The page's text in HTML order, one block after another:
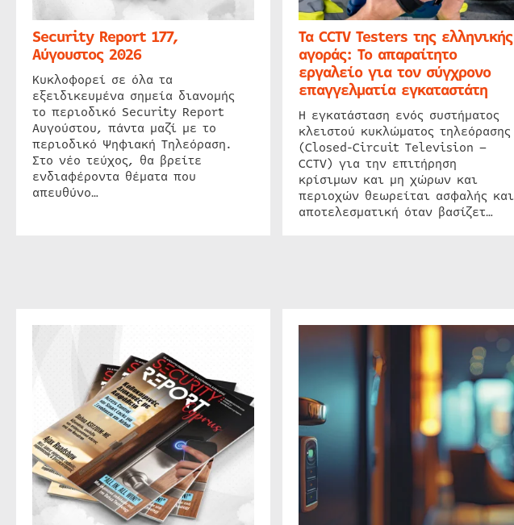
Security Report 177,
Αύγουστος 2026
Κυκλοφορεί σε όλα τα
εξειδικευμένα σημεία διανομής
το περιοδικό Security Report
Αυγούστου, πάντα μαζί με το
περιοδικό Ψηφιακή Τηλεόραση.
Στο νέο τεύχος, θα βρείτε
ενδιαφέροντα θέματα που
απευθύνο…
Τα CCTV Testers της ελληνικής
αγοράς: Το απαραίτητο
εργαλείο για τον σύγχρονο
επαγγελματία εγκαταστάτη
Η εγκατάσταση ενός συστήματος
κλειστού κυκλώματος τηλεόρασης
(Closed-Circuit Television –
CCTV) για την επιτήρηση
κρίσιμων και μη χώρων και
περιοχών θεωρείται ασφαλής και
αποτελεσματική όταν βασίζετ…